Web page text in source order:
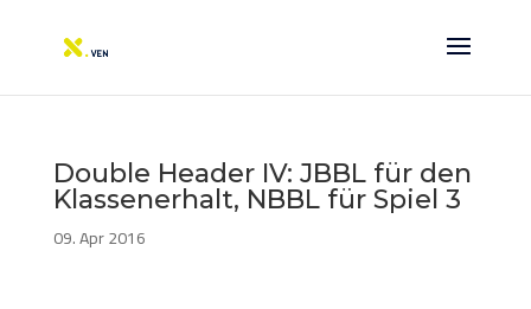
Double Header IV: JBBL für den
Klassenerhalt, NBBL für Spiel 3
09. Apr 2016